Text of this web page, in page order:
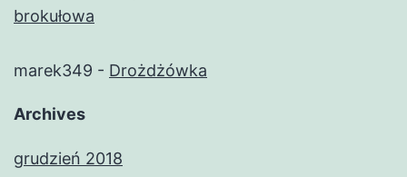
brokułowa
marek349 - Drożdżówka
Archives
grudzień 2018